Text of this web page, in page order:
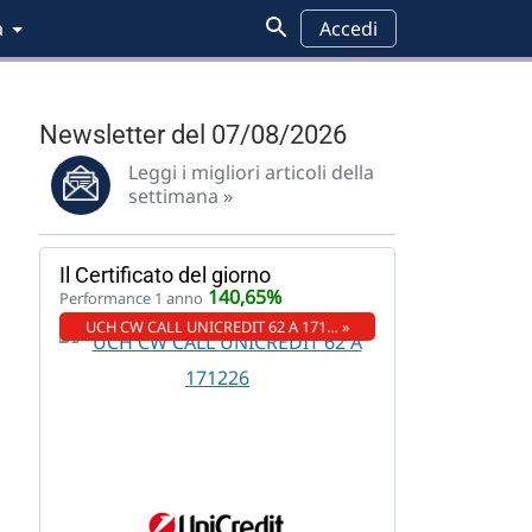
Accedi
Newsletter del 07/08/2026
Leggi i migliori articoli della
settimana »
Il Certificato del giorno
Performance 1 anno 140,65%
UCH CW CALL UNICREDIT 62 A 171… »